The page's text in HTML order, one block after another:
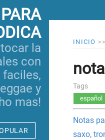
la
con
y
mas!
INICIO >>
Tags
español
Notas
saxo,